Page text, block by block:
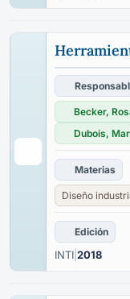
Becker,
Dubois,
Materias
Diseño
Edición
INTI 2018